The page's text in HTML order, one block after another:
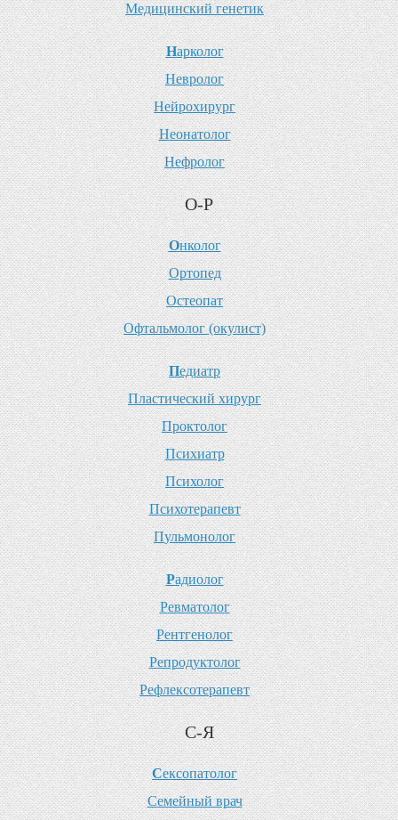
Медицинский генетик
Нарколог
Невролог
Нейрохирург
Неонатолог
Нефролог
О-Р
Онколог
Ортопед
Остеопат
Офтальмолог (окулист)
Педиатр
Пластический хирург
Проктолог
Психиатр
Психолог
Психотерапевт
Пульмонолог
Радиолог
Ревматолог
Рентгенолог
Репродуктолог
Рефлексотерапевт
С-Я
Сексопатолог
Семейный врач